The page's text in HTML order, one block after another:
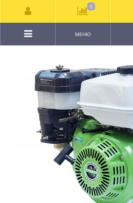
МЕНЮ
0